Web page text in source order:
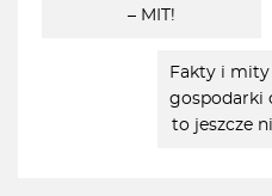
– MIT!
Fakty i
gospodarki
to jeszcze